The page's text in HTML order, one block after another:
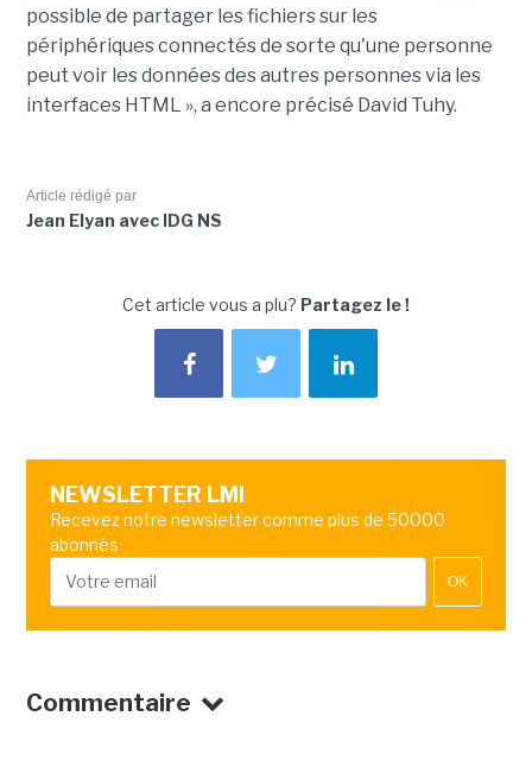
possible de partager les fichiers sur les
périphériques connectés de sorte qu'une personne
peut voir les données des autres personnes via les
interfaces HTML », a encore précisé David Tuhy.
Article rédigé par
Jean Elyan avec IDG NS
Cet article vous a plu? Partagez le !
NEWSLETTER LMI
Recevez notre newsletter comme plus de 50000
abonnés
OK
Commentaire